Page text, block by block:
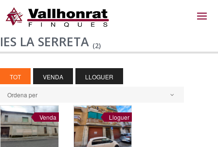
IES LA SERRETA (2)
TOT VENDA LLOGUER
Ordena per
Venda Lloguer